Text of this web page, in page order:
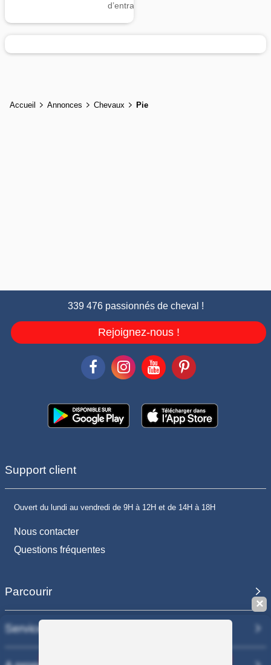
d’entrainement
Accueil Annonces Chevaux Pie
339 476 passionnés de cheval !
Rejoignez-nous !
Support client
Ouvert du lundi au vendredi de 9H à 12H et de 14H à 18H
Nous contacter
Questions fréquentes
Parcourir
Services
✕